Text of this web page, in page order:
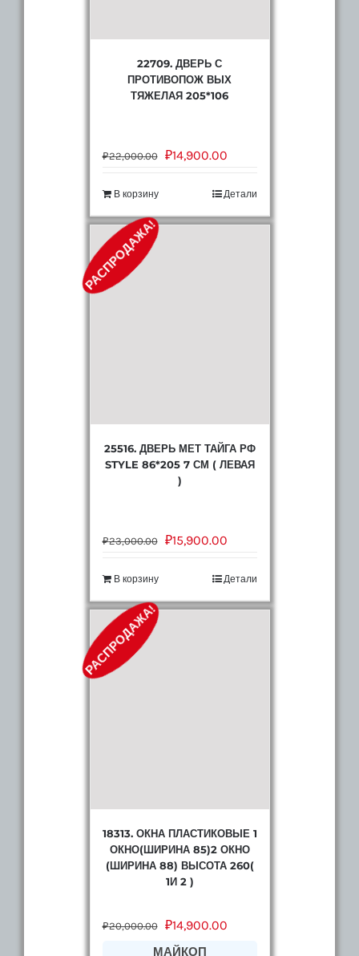
22709. ДВЕРЬ С
ПРОТИВОПОЖ ВЫХ
ТЯЖЕЛАЯ 205*106
₽22,000.00 ₽14,900.00
В корзину Детали
РАСПРОДАЖА!
25516. ДВЕРЬ МЕТ ТАЙГА РФ
STYLE 86*205 7 СМ ( ЛЕВАЯ
)
₽23,000.00 ₽15,900.00
В корзину Детали
РАСПРОДАЖА!
18313. ОКНА ПЛАСТИКОВЫЕ 1
ОКНО(ШИРИНА 85)2 ОКНО
(ШИРИНА 88) ВЫСОТА 260(
1И 2 )
₽20,000.00 ₽14,900.00
МАЙКОП